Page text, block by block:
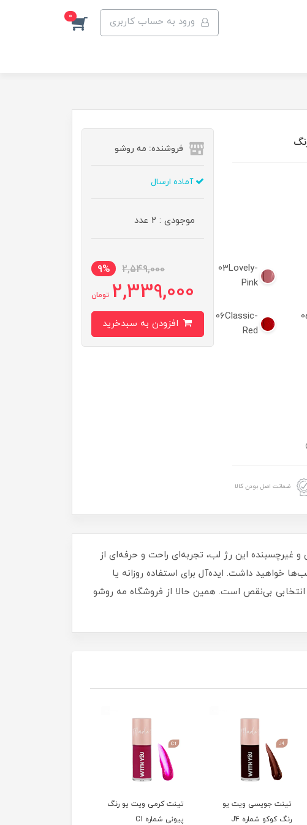
ورود به حساب کاربری 0
03Lovely-
Pink
06Classic-
Red
ضمانت اصل بودن کالا
فروشنده: مه رو‌شو
آماده ارسال
موجودی : 2 عدد
2,549,000
9%
2,339,000 تومان
غیرچسبنده این رژ لب، تجربه‌ای راحت و حرفه‌ای از
خواهید داشت. ایده‌آل برای استفاده روزانه یا
آرایش‌های مجلسی. اگر به‌دنبال یک رژ لب مایع با کیفیت بالا و رنگ‌هایی عمیق هستید، Paese The Kiss Lips انتخابی بی‌نقص است. همین حالا از فروشگاه مه‌ روشو
تینت جویسی ویت یو
رنگ کوکو شماره J4
تینت کرمی ویت یو رنگ
پیونی شماره C1